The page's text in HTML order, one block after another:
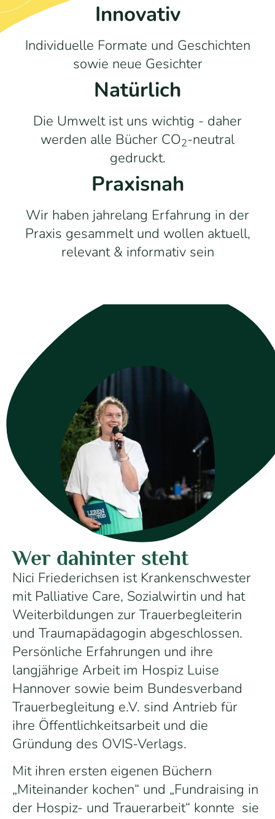
Innovativ
Individuelle Formate und Geschichten
sowie neue Gesichter
Natürlich
Die Umwelt ist uns wichtig - daher
werden alle Bücher CO2-neutral
gedruckt.
Praxisnah
Wir haben jahrelang Erfahrung in der
Praxis gesammelt und wollen aktuell,
relevant & informativ sein
Wer dahinter steht
Nici Friederichsen ist Krankenschwester
mit Palliative Care, Sozialwirtin und hat
Weiterbildungen zur Trauerbegleiterin
und Traumapädagogin abgeschlossen.
Persönliche Erfahrungen und ihre
langjährige Arbeit im Hospiz Luise
Hannover sowie beim Bundesverband
Trauerbegleitung e.V. sind Antrieb für
ihre Öffentlichkeitsarbeit und die
Gründung des OVIS-Verlags.
Mit ihren ersten eigenen Büchern
„Miteinander kochen“ und „Fundraising in
der Hospiz- und Trauerarbeit“ konnte sie